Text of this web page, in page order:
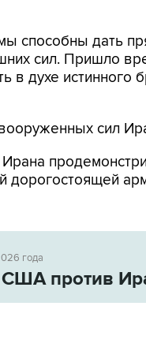
способны дать
сил. Пришло
в духе истинного
сил
дорогостоящей
года
против